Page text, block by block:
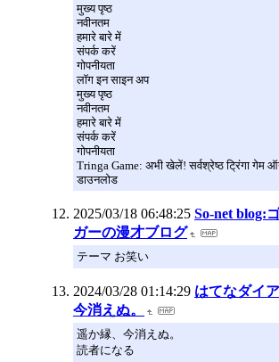
मुख्य पृष्ठ
नवीनतम
हमारे बारे में
संपर्क करें
गोपनीयता
लॉग इन साइन अप
मुख्य पृष्ठ
नवीनतम
हमारे बारे में
संपर्क करें
गोपनीयता
Tringa Game: अभी खेलें! सर्वश्रेष्ठ ट्रिंगा गेम
डाउनलोड
2025/03/18 06:48:25 So-net blog:
ガーの漫才ブログ
テーマ お笑い
2024/03/28 01:14:29 はてなダイ
今消えぬ。
遥か縁、今消えぬ。
読者になる